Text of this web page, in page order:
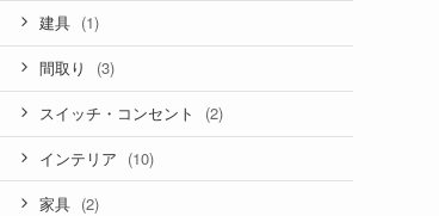
建具 (1)
間取り (3)
スイッチ・コンセント (2)
インテリア (10)
家具 (2)